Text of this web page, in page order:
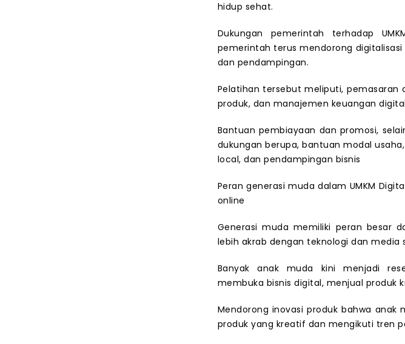
hidup sehat.
Dukungan pemerintah terhadap
pemerintah terus mendorong
dan pendampingan.
Pelatihan tersebut meliputi,
produk, dan manajemen keuangan
Bantuan pembiayaan dan promosi,
dukungan berupa, bantuan modal
local, dan pendampingan bisnis
Peran generasi muda dalam UMKM
online
Generasi muda memiliki peran besar
lebih akrab dengan teknologi dan media
Banyak anak muda kini menjadi
membuka bisnis digital, menjual produk
Mendorong inovasi produk bahwa anak
produk yang kreatif dan mengikuti tren